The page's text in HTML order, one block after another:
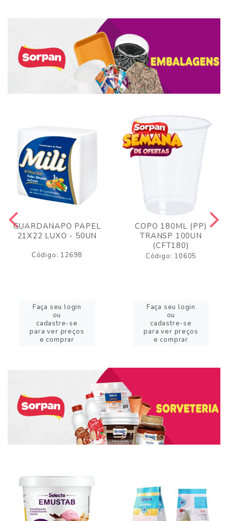
GUARDANAPO PAPEL
21X22 LUXO - 50UN
Código: 12698
Faça seu login
ou
cadastre-se
para ver preços
e comprar
COPO 180ML (PP)
TRANSP 100UN
(CFT180)
Código: 10605
Faça seu login
ou
cadastre-se
para ver preços
e comprar